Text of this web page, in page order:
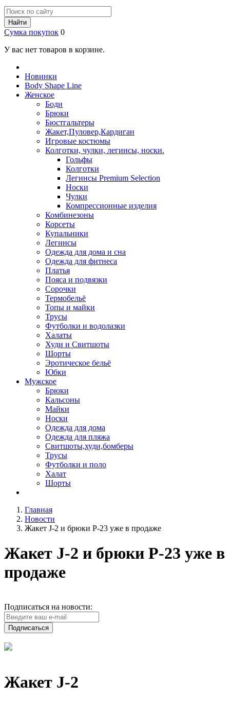
Найти
Сумка покупок 0
У вас нет товаров в корзине.
Новинки
Body Shape Line
Женское
Боди
Брюки
Бюстгальтеры
Жакет,Пуловер,Кардиган
Игровые костюмы
Колготки, чулки, легинсы, носки.
Гольфы
Колготки
Легинсы Premium Selection
Носки
Чулки
Компрессионные изделия
Комбинезоны
Корсеты
Купальники
Легинсы
Одежда для дома и сна
Одежда для фитнеса
Платья
Пояса и подвязки
Сорочки
Термобельё
Топы и майки
Трусы
Футболки и водолазки
Халаты
Худи и Свитшоты
Шорты
Эротическое бельё
Юбки
Мужское
Брюки
Кальсоны
Майки
Носки
Одежда для дома
Одежда для пляжа
Свитшоты,худи,бомберы
Трусы
Футболки и поло
Халат
Шорты
Главная
Новости
Жакет J-2 и брюки P-23 уже в продаже
Жакет J-2 и брюки P-23 уже в
продаже
Подписаться на новости:
Подписаться
Жакет J-2